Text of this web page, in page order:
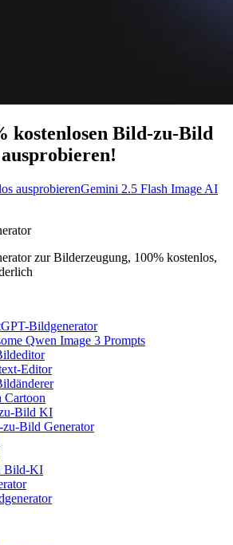
kostenlosen Bild-zu-Bild
ausprobierenGemini 2.5 Flash Image AI
zur Bilderzeugung, 100% kostenlos,
Bildgenerator
Qwen Image 3 Prompts
Editor
Cartoon
Bild KI
Bild Generator
Bild-KI